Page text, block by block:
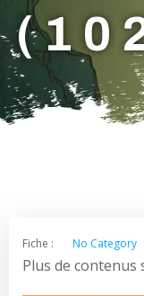
Fiche : No Category
Plus de contenus